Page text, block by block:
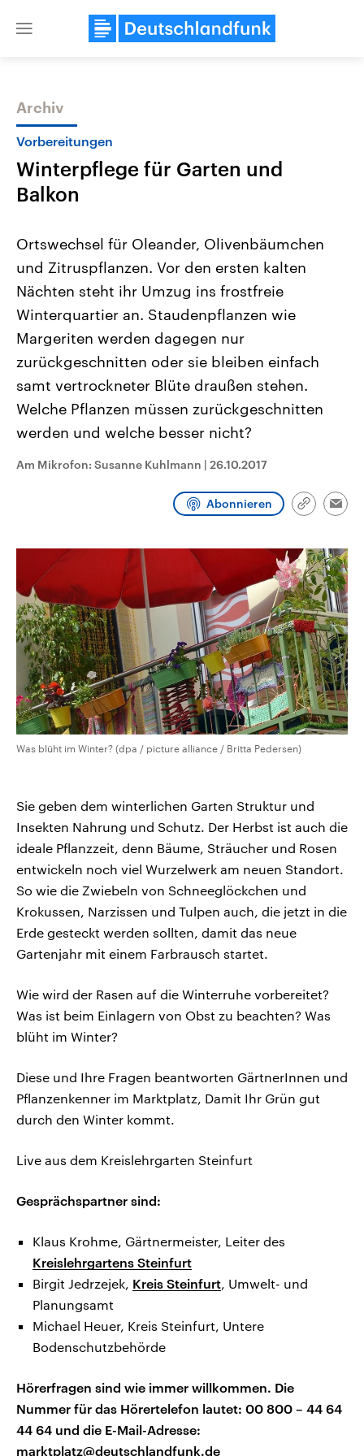
Close
Themen
Landtagswahl Sachsen-Anhalt
2026
Alle Informationen
Sachsen-Anhalt wählt am 6.
September 2026 einen neuen
Landtag. Seit 2021 wird das
Bundesland von einer Koalition aus
CDU, SPD und FDP regiert.-
Umfragen, Prognosen,
Wahlprogramme, aktuelle Berichte
und Hintergründe zu den Parteien
und Kandidaten der anstehenden
Wahl.
USA
Aktuelle Beiträge,
Hintergründe
Wirtschaftlich und
gehören die Vereinigten
den mächtigsten Ländern
mit großem Einfluss auf
Sendungen Programm Podcasts
Archiv
Vorbereitungen
Winterpflege für Garten und
Balkon
Ortswechsel für Oleander, Olivenbäumchen
und Zitruspflanzen. Vor den ersten kalten
Nächten steht ihr Umzug ins frostfreie
Winterquartier an. Staudenpflanzen wie
Margeriten werden dagegen nur
zurückgeschnitten oder sie bleiben einfach
samt vertrockneter Blüte draußen stehen.
Welche Pflanzen müssen zurückgeschnitten
werden und welche besser nicht?
Am Mikrofon: Susanne Kuhlmann | 26.10.2017
Abonnieren
Link
Was blüht im Winter? (dpa / picture alliance / Britta Pedersen)
Sie geben dem winterlichen Garten Struktur und
Insekten Nahrung und Schutz. Der Herbst ist auch die
ideale Pflanzzeit, denn Bäume, Sträucher und Rosen
entwickeln noch viel Wurzelwerk am neuen Standort.
So wie die Zwiebeln von Schneeglöckchen und
Krokussen, Narzissen und Tulpen auch, die jetzt in die
Erde gesteckt werden sollten, damit das neue
Gartenjahr mit einem Farbrausch startet.
Wie wird der Rasen auf die Winterruhe vorbereitet?
Was ist beim Einlagern von Obst zu beachten? Was
blüht im Winter?
Diese und Ihre Fragen beantworten GärtnerInnen und
Pflanzenkenner im Marktplatz, Damit Ihr Grün gut
durch den Winter kommt.
Live aus dem Kreislehrgarten Steinfurt
Gesprächspartner sind:
Klaus Krohme, Gärtnermeister, Leiter des
Kreislehrgartens Steinfurt
Birgit Jedrzejek, Kreis Steinfurt, Umwelt- und
Planungsamt
Michael Heuer, Kreis Steinfurt, Untere
Bodenschutzbehörde
Hörerfragen sind wie immer willkommen. Die
Nummer für das Hörertelefon lautet: 00 800 – 44 64
44 64 und die E-Mail-Adresse:
marktplatz@deutschlandfunk.de